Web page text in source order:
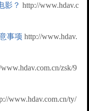
影？ http://www.hdav.c
事项 http://www.hdav.
zsk/9
www.hdav.com.cn/ty/